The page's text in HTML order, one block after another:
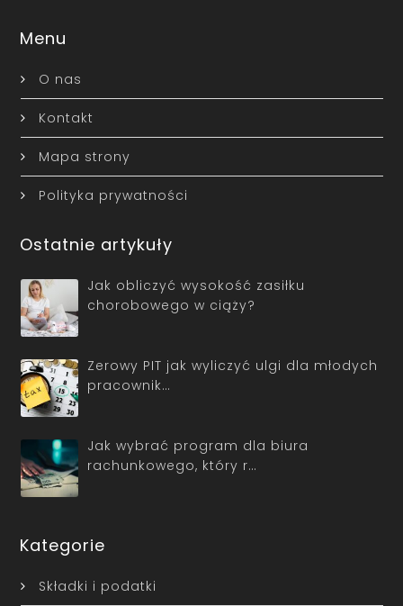
Menu
O nas
Kontakt
Mapa strony
Polityka prywatności
Ostatnie artykuły
Jak obliczyć wysokość zasiłku
chorobowego w ciąży?
Zerowy PIT jak wyliczyć ulgi dla młodych
pracownik…
Jak wybrać program dla biura
rachunkowego, który r…
Kategorie
Składki i podatki